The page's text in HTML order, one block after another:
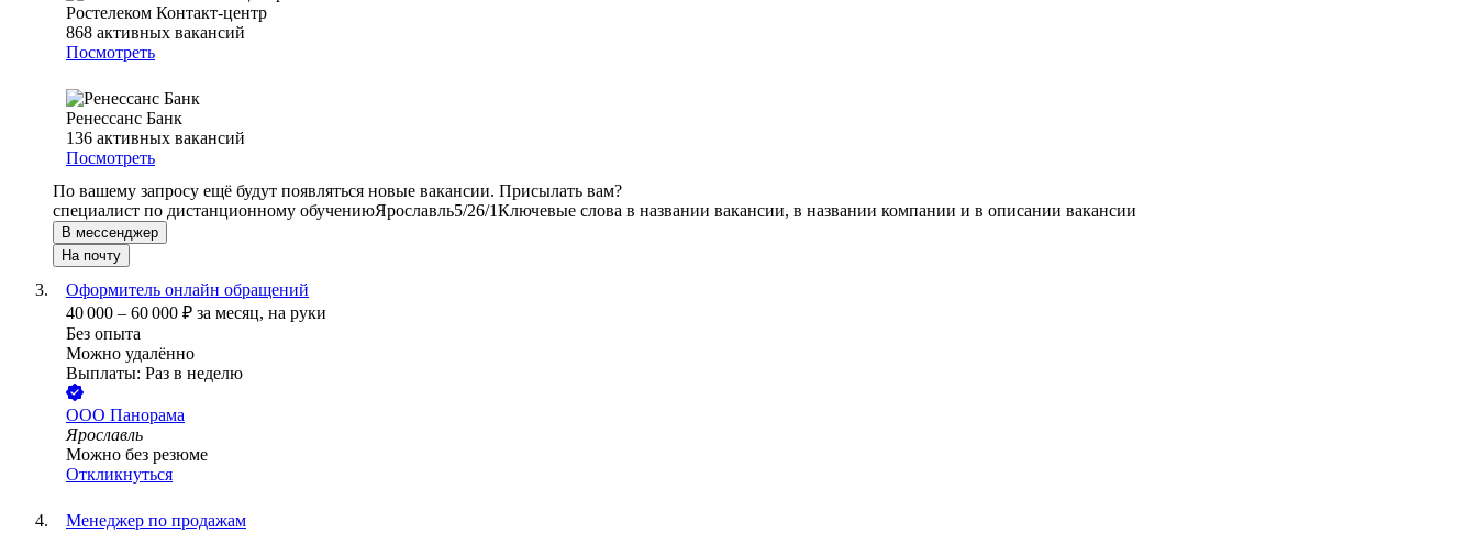
Ростелеком Контакт-центр
868 активных вакансий
Посмотреть
Ренессанс Банк
136 активных вакансий
Посмотреть
По вашему запросу ещё будут появляться новые вакансии. Присылать вам?
специалист по дистанционному обучениюЯрославль5/26/1Ключевые слова в названии вакансии, в названии компании и в описании вакансии
В мессенджер
На почту
Оформитель онлайн обращений
40 000 – 60 000 ₽ за месяц, на руки
Без опыта
Можно удалённо
Выплаты: Раз в неделю
ООО Панорама
Ярославль
Можно без резюме
Откликнуться
Менеджер по продажам